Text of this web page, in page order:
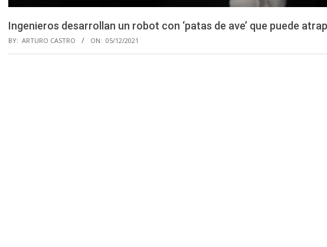
Ingenieros desarrollan un robot con ‘patas de ave’ que puede
BY: ARTURO CASTRO ON: 05/12/2021